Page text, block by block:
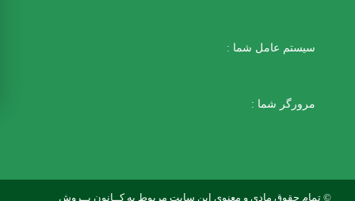
سیستم عامل شما :
مرورگر شما :
© تمام حقوق مادی و معنوی این سایت مربوط به کــانون پــروش